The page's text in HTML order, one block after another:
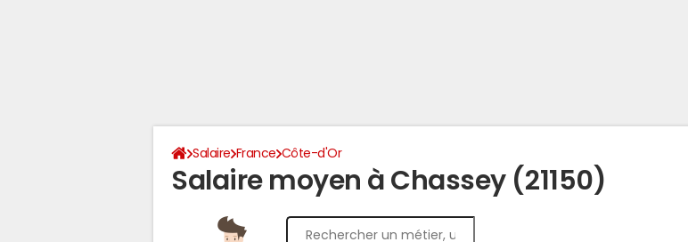
Salaire France Côte-d'Or
Salaire moyen à Chassey (21150)